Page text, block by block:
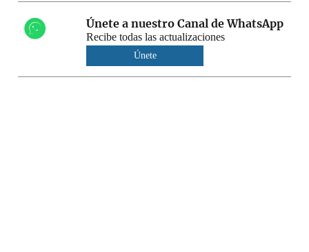
Únete a nuestro Canal de WhatsApp
Recibe todas las actualizaciones
Únete